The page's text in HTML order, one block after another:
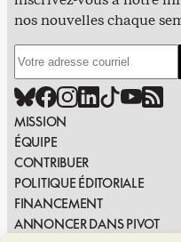
nos nouvelles chaque
MISSION
ÉQUIPE
CONTRIBUER
POLITIQUE ÉDITORIALE
FINANCEMENT
ANNONCER DANS PIVOT